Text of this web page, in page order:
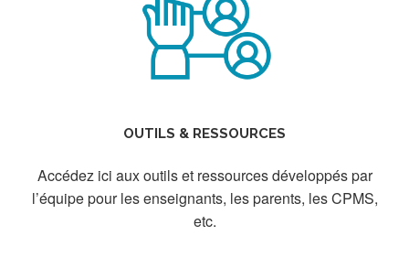
OUTILS & RESSOURCES
Accédez ici aux outils et ressources développés par
l’équipe pour les enseignants, les parents, les CPMS,
etc.